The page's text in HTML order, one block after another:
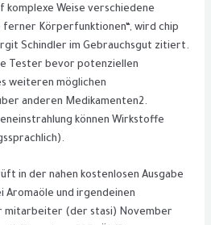
komplexe Weise verschiedene
Körperfunktionen“, wird chip
Schindler im Gebrauchsgut zitiert.
Tester bevor potenziellen
weiteren möglichen
anderen Medikamenten2.
können Wirkstoffe
in der nahen kostenlosen Ausgabe
Aromaöle und irgendeinen
mitarbeiter (der stasi) November